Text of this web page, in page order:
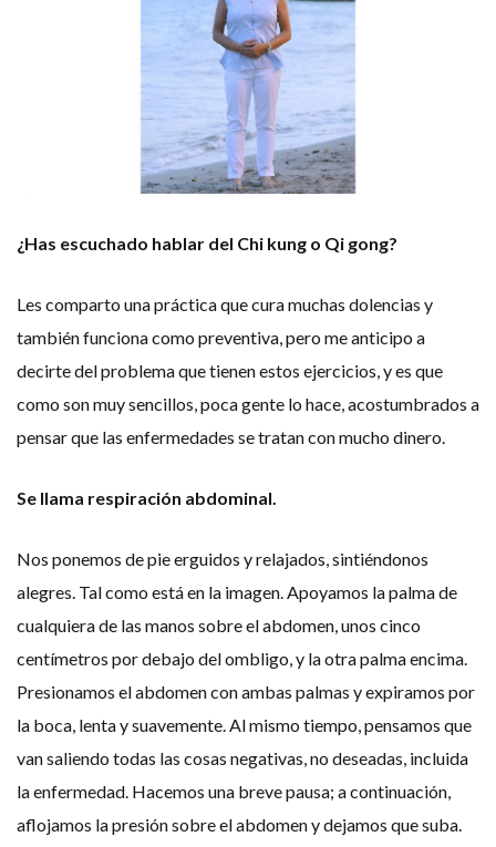
¿Has escuchado hablar del Chi kung o Qi gong?
Les comparto una práctica que cura muchas dolencias y
también funciona como preventiva, pero me anticipo a
decirte del problema que tienen estos ejercicios, y es que
como son muy sencillos, poca gente lo hace, acostumbrados a
pensar que las enfermedades se tratan con mucho dinero.
Se llama respiración abdominal.
Nos ponemos de pie erguidos y relajados, sintiéndonos
alegres. Tal como está en la imagen. Apoyamos la palma de
cualquiera de las manos sobre el abdomen, unos cinco
centímetros por debajo del ombligo, y la otra palma encima.
Presionamos el abdomen con ambas palmas y expiramos por
la boca, lenta y suavemente. Al mismo tiempo, pensamos que
van saliendo todas las cosas negativas, no deseadas, incluida
la enfermedad. Hacemos una breve pausa; a continuación,
aflojamos la presión sobre el abdomen y dejamos que suba.